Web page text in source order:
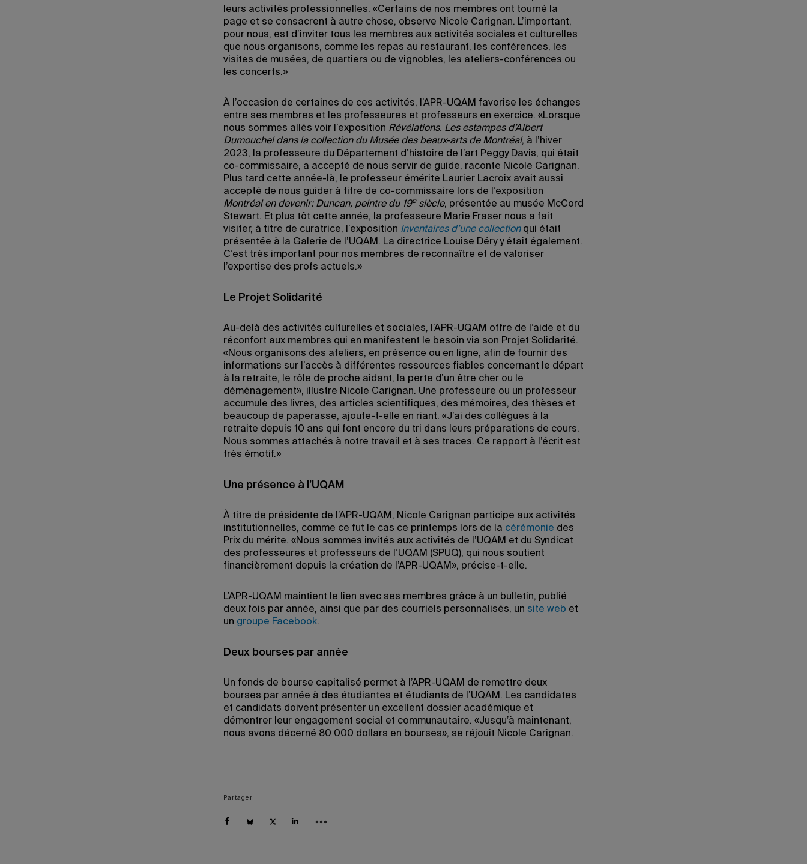
leurs activités professionnelles. «Certains de nos membres ont tourné la
page et se consacrent à autre chose, observe Nicole Carignan. L’important,
pour nous, est d’inviter tous les membres aux activités sociales et culturelles
que nous organisons, comme les repas au restaurant, les conférences, les
visites de musées, de quartiers ou de vignobles, les ateliers-conférences ou
les concerts.»
À l’occasion de certaines de ces activités, l’APR-UQAM favorise les échanges
entre ses membres et les professeures et professeurs en exercice. «Lorsque
nous sommes allés voir l’exposition Révélations. Les estampes d’Albert
Dumouchel dans la collection du Musée des beaux-arts de Montréal, à l’hiver
2023, la professeure du Département d’histoire de l’art Peggy Davis, qui était
co-commissaire, a accepté de nous servir de guide, raconte Nicole Carignan.
Plus tard cette année-là, le professeur émérite Laurier Lacroix avait aussi
accepté de nous guider à titre de co-commissaire lors de l’exposition
Montréal en devenir: Duncan, peintre du 19esiècle, présentée au musée McCord
Stewart. Et plus tôt cette année, la professeure Marie Fraser nous a fait
visiter, à titre de curatrice, l’exposition Inventaires d’une collectionqui était
présentée à la Galerie de l’UQAM. La directrice Louise Déry y était également.
C’est très important pour nos membres de reconnaître et de valoriser
l’expertise des profs actuels.»
Le Projet Solidarité
Au-delà des activités culturelles et sociales, l’APR-UQAM offre de l’aide et du
réconfort aux membres qui en manifestent le besoin via son Projet Solidarité.
«Nous organisons des ateliers, en présence ou en ligne, afin de fournir des
informations sur l’accès à différentes ressources fiables concernant le départ
à la retraite, le rôle de proche aidant, la perte d’un être cher ou le
déménagement», illustre Nicole Carignan. Une professeure ou un professeur
accumule des livres, des articles scientifiques, des mémoires, des thèses et
beaucoup de paperasse, ajoute-t-elle en riant. «J’ai des collègues à la
retraite depuis 10 ans qui font encore du tri dans leurs préparations de cours.
Nous sommes attachés à notre travail et à ses traces. Ce rapport à l’écrit est
très émotif.»
Une présence à l’UQAM
À titre de présidente de l’APR-UQAM, Nicole Carignan participe aux activités
institutionnelles, comme ce fut le cas ce printemps lors de la cérémonie des
Prix du mérite. «Nous sommes invités aux activités de l’UQAM et du Syndicat
des professeures et professeurs de l’UQAM (SPUQ), qui nous soutient
financièrement depuis la création de l’APR-UQAM», précise-t-elle.
L’APR-UQAM maintient le lien avec ses membres grâce à un bulletin, publié
deux fois par année, ainsi que par des courriels personnalisés, un site web et
un groupe Facebook.
Deux bourses par année
Un fonds de bourse capitalisé permet à l’APR-UQAM de remettre deux
bourses par année à des étudiantes et étudiants de l’UQAM. Les candidates
et candidats doivent présenter un excellent dossier académique et
démontrer leur engagement social et communautaire. «Jusqu’à maintenant,
nous avons décerné 80 000 dollars en bourses», se réjouit Nicole Carignan.
Partager